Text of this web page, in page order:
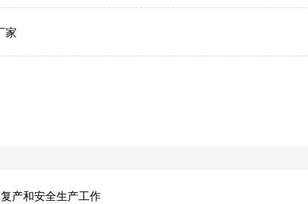
家
产和安全生产工作